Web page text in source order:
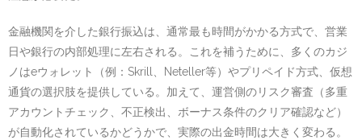
金融機関を介した銀行振込は、通常最も時間がかかる方式で、営業
日や銀行の内部処理に左右される。これを補うために、多くのカジ
ノはeウォレット（例：Skrill、Neteller等）やプリペイド方式、仮想
通貨の選択肢を提供している。加えて、運営側のリスク審査（多重
アカウントチェック、不正検出、ボーナス条件のクリア確認など）
が自動化されているかどうかで、実際の出金時間は大きく変わる。